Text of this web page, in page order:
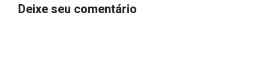
Deixe seu comentário